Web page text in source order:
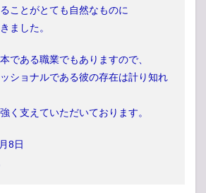
ことがとても自然なものに
ました。
である職業でもありますので、
ショナルである彼の存在は計り知れ
く支えていただいております。
8日